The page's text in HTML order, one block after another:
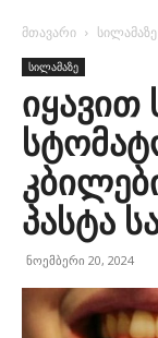
მთავარი სილამაზე
სილამაზე
იყავით
პასტა
ნოემბერი 20, 2024